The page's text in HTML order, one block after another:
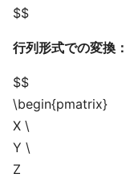
$$
行列形式での変換：
$$
\begin{pmatrix}
X \
Y \
Z